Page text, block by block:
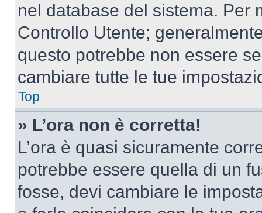
nel database del sistema. Per
Controllo Utente;
questo potrebbe non essere
cambiare tutte le tue
Top
» L’ora non è corretta!
L’ora è quasi sicuramente
potrebbe essere quella di un
fosse, devi cambiare le